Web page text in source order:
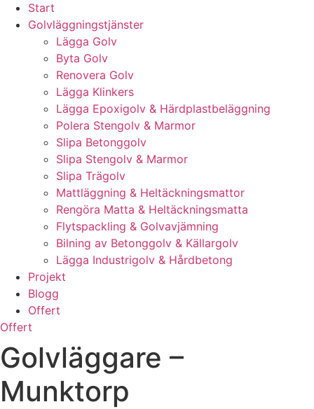
Start
Golvläggningstjänster
Lägga Golv
Byta Golv
Renovera Golv
Lägga Klinkers
Lägga Epoxigolv & Härdplastbeläggning
Polera Stengolv & Marmor
Slipa Betonggolv
Slipa Stengolv & Marmor
Slipa Trägolv
Mattläggning & Heltäckningsmattor
Rengöra Matta & Heltäckningsmatta
Flytspackling & Golvavjämning
Bilning av Betonggolv & Källargolv
Lägga Industrigolv & Hårdbetong
Projekt
Blogg
Offert
Offert
Golvläggare –
Munktorp